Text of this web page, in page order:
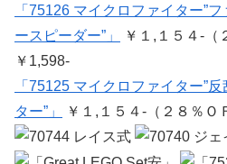
「75126 マイクロファイター”
ースピーダー”」
￥１,１５４-（
￥1,598-
「75125 マイクロファイター”
ター”」
￥１,１５４-（２８％Ｏ